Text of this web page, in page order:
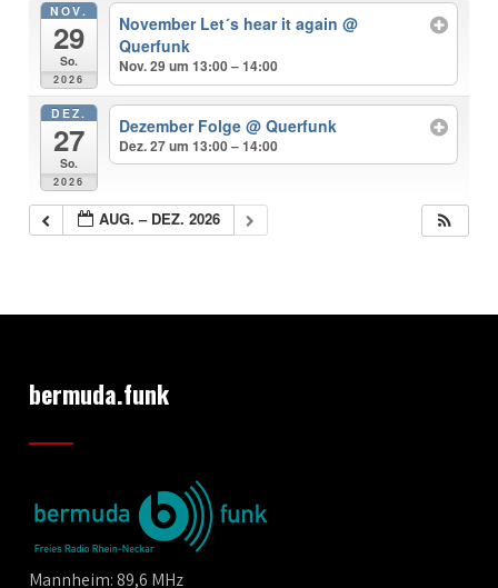
NOV.
29
So.
2026
November Let´s hear it again @
Querfunk
Nov. 29 um 13:00 – 14:00
DEZ.
27
So.
2026
Dezember Folge @ Querfunk
Dez. 27 um 13:00 – 14:00
AUG. – DEZ. 2026
bermuda.funk
Mannheim: 89,6 MHz